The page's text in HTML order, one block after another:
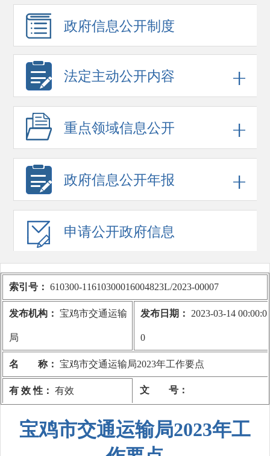
政府信息公开制度
法定主动公开内容
重点领域信息公开
政府信息公开年报
申请公开政府信息
索引号： 610300-11610300016004823L/2023-00007
发布机构： 宝鸡市交通运输
局
发布日期： 2023-03-14 00:00:0
0
名 称： 宝鸡市交通运输局2023年工作要点
有 效 性： 有效 文 号：
宝鸡市交通运输局2023年工